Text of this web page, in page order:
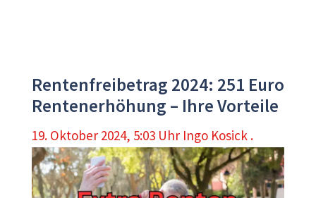
Rentenfreibetrag 2024: 251 Euro
Rentenerhöhung – Ihre Vorteile
19. Oktober 2024, 5:03 Uhr Ingo Kosick .